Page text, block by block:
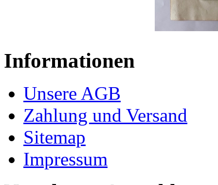
Informationen
Unsere AGB
Zahlung und Versand
Sitemap
Impressum